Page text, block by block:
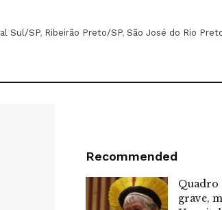
Sul/SP, Ribeirão Preto/SP, São José do Rio
Recommended
Quadro
grave,